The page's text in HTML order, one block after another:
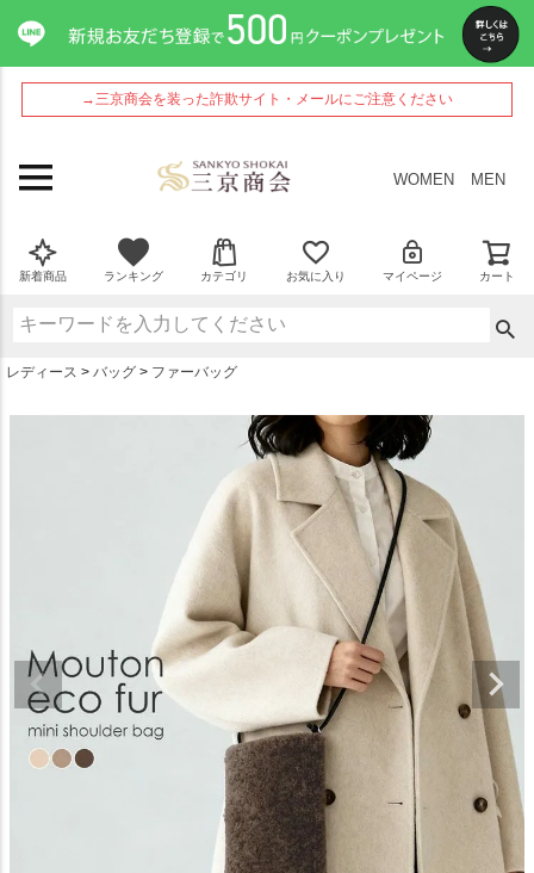
→三京商会を装った詐欺サイト・メールにご注意ください
WOMEN MEN
新着商品 ランキング カテゴリ お気に入り マイページ カート
レディース バッグ ファーバッグ
ペー
ジト
ップ
へ